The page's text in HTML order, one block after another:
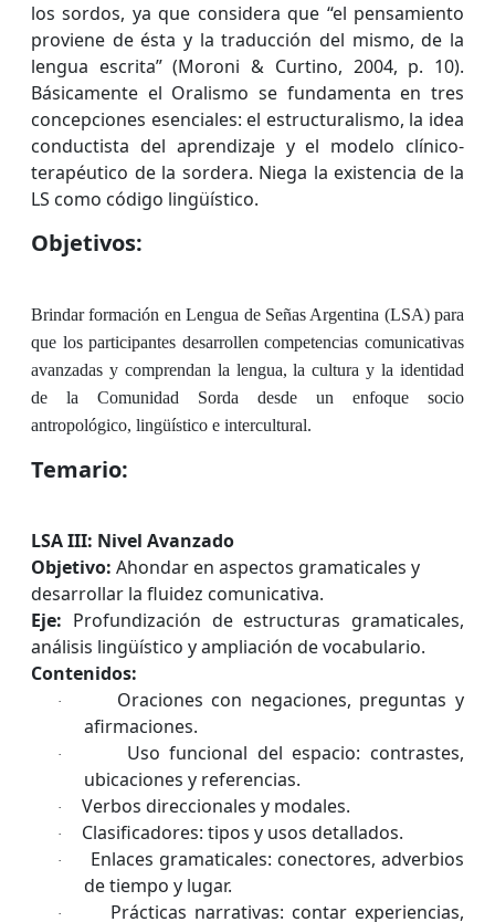
los sordos, ya que considera que “el pensamiento
proviene de ésta y la traducción del mismo, de la
lengua escrita” (Moroni & Curtino, 2004, p. 10).
Básicamente el Oralismo se fundamenta en tres
concepciones esenciales: el estructuralismo, la idea
conductista del aprendizaje y el modelo clínico-
terapéutico de la sordera. Niega la existencia de la
LS como código lingüístico.
Objetivos:
Brindar formación en Lengua de Señas Argentina (LSA) para
que los participantes desarrollen competencias comunicativas
avanzadas y comprendan la lengua, la cultura y la identidad
de la Comunidad Sorda desde un enfoque socio
antropológico, lingüístico e intercultural.
Temario:
LSA III: Nivel Avanzado
Objetivo: Ahondar en aspectos gramaticales y
desarrollar la fluidez comunicativa.
Eje: Profundización de estructuras gramaticales,
análisis lingüístico y ampliación de vocabulario.
Contenidos:
·
Oraciones con negaciones, preguntas y
afirmaciones.
·
Uso funcional del espacio: contrastes,
ubicaciones y referencias.
· Verbos direccionales y modales.
· Clasificadores: tipos y usos detallados.
·
Enlaces gramaticales: conectores, adverbios
de tiempo y lugar.
·
Prácticas narrativas: contar experiencias,